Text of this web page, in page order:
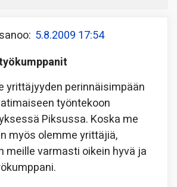
sanoo: 5.8.2009 17:54
yrittäjyyden perinnäisimpään
työntekoon
Piksussa. Koska me
myös olemme yrittäjiä,
meille varmasti oikein hyvä ja